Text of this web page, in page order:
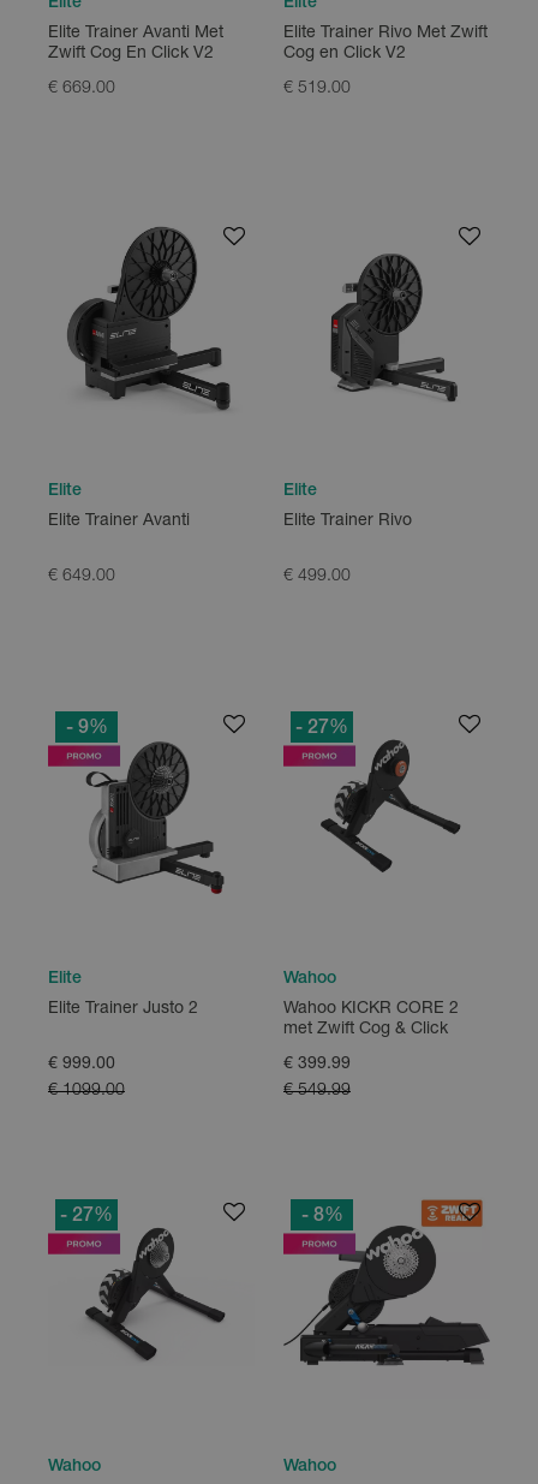
Elite
Elite Trainer Avanti Met
Zwift Cog En Click V2
€ 669.00
Elite
Elite Trainer Rivo Met Zwift
Cog en Click V2
€ 519.00
Elite
Elite Trainer Avanti
€ 649.00
Elite
Elite Trainer Rivo
€ 499.00
- 9%
Elite
Elite Trainer Justo 2
€ 1099.00
€ 999.00
- 27%
Wahoo
Wahoo KICKR CORE 2
met Zwift Cog & Click
€ 549.99
€ 399.99
- 27%
Wahoo
- 8%
Wahoo